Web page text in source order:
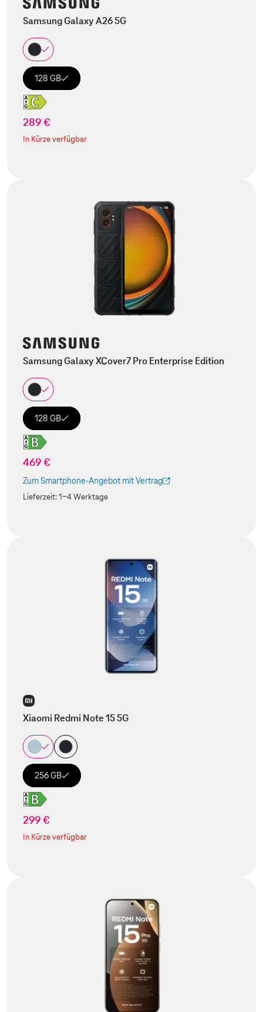
Samsung Galaxy A26 5G
128 GB
289 €
In Kürze verfügbar
Samsung Galaxy XCover7 Pro Enterprise Edition
128 GB
469 €
Zum Smartphone-Angebot mit Vertrag
(Der Link wird in einem neuen Tab geöffnet)
Lieferzeit:1-4 Werktage
Xiaomi Redmi Note 15 5G
256 GB
299 €
In Kürze verfügbar